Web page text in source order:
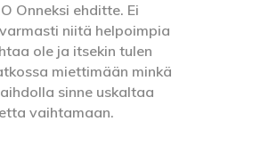
Onneksi ehditte. Ei
niitä helpoimpia
ole ja itsekin tulen
miettimään minkä
sinne uskaltaa
vaihtamaan.